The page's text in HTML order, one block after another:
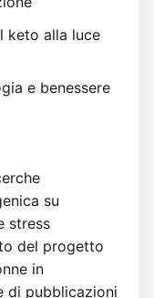
keto alla luce
e benessere
su
stress
del progetto
in
di pubblicazioni